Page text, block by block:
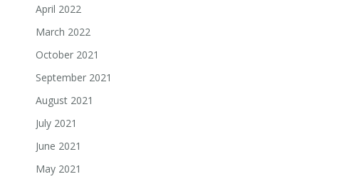
April 2022
March 2022
October 2021
September 2021
August 2021
July 2021
June 2021
May 2021